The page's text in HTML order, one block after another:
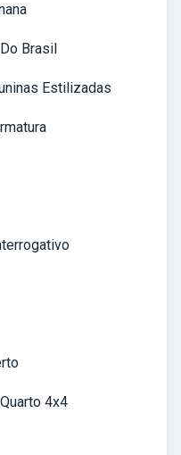
Brasil
Estilizadas
4x4